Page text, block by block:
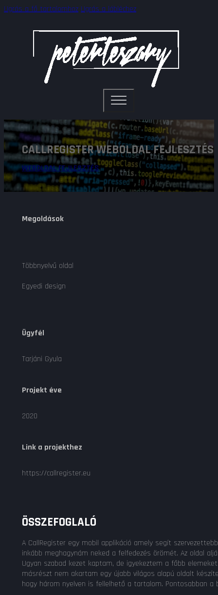
Ugrás a fő tartalomhoz Ugrás a lábléchez
CALLREGISTER WEBOLDAL FEJLESZTÉS
WEBOLDAL FEJLESZTÉS
Megoldások
Többnyelvű oldal
Egyedi design
Ügyfél
Tarjáni Gyula
Projekt éve
2020
Link a projekthez
https://callregister.eu
ÖSSZEFOGLALÓ
A CallRegister egy mobil applikáció amely segít
inkább meghagynám neked a felfedezés örömét. Az oldal
Ugyan szabad kezet kaptam, de igyekeztem a főbb
másrészt nem akartam egy újabb világos alapú oldalt
hogy három nyelven is fellelhető a tartalom. Pontosabban